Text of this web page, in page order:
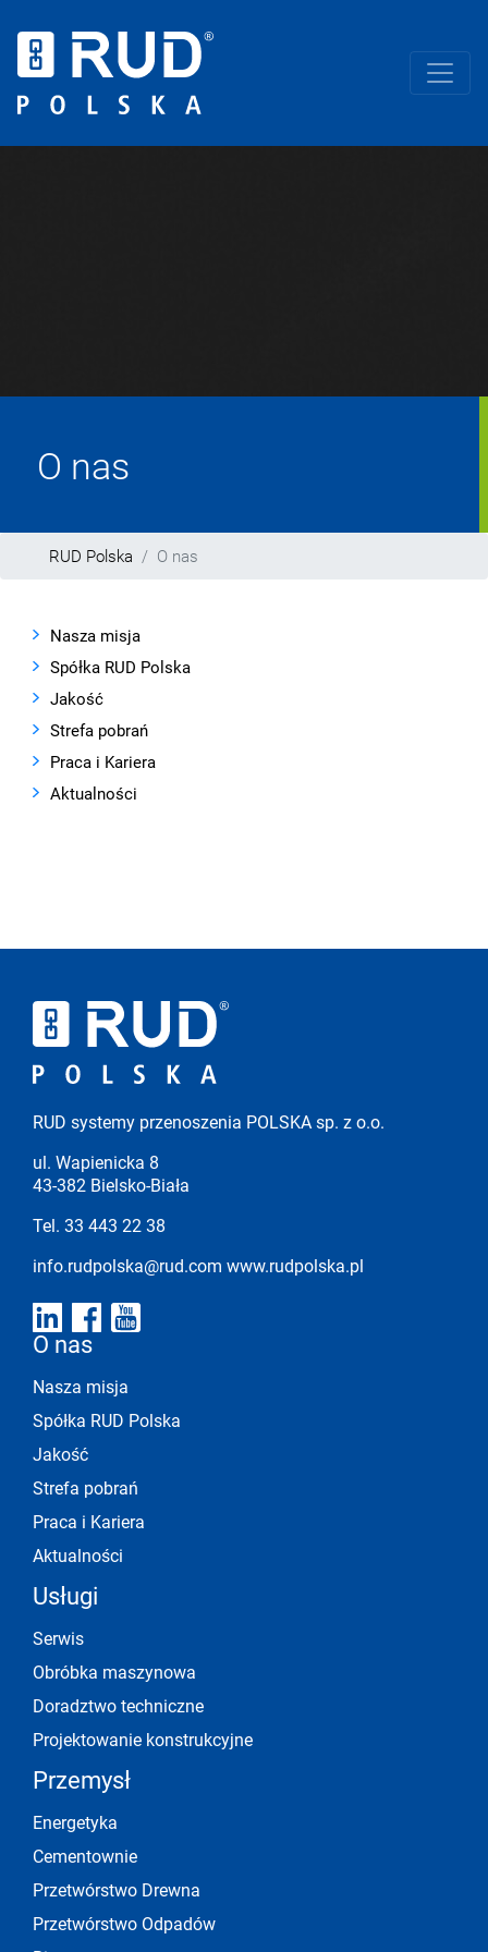
RUD Polska O nas
O nas
Nasza misja
Spółka RUD Polska
Jakość
Strefa pobrań
Praca i Kariera
Aktualności
RUD systemy przenoszenia POLSKA sp. z o.o.
ul. Wapienicka 8
43-382 Bielsko-Biała
Tel. 33 443 22 38
info.rudpolska@rud.com www.rudpolska.pl
O nas
Nasza misja
Spółka RUD Polska
Jakość
Strefa pobrań
Praca i Kariera
Aktualności
Usługi
Serwis
Obróbka maszynowa
Doradztwo techniczne
Projektowanie konstrukcyjne
Przemysł
Energetyka
Cementownie
Przetwórstwo Drewna
Przetwórstwo Odpadów